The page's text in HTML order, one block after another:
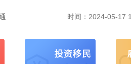
时间：2024-05-17